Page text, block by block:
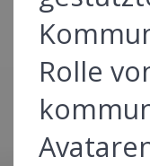
Rolle